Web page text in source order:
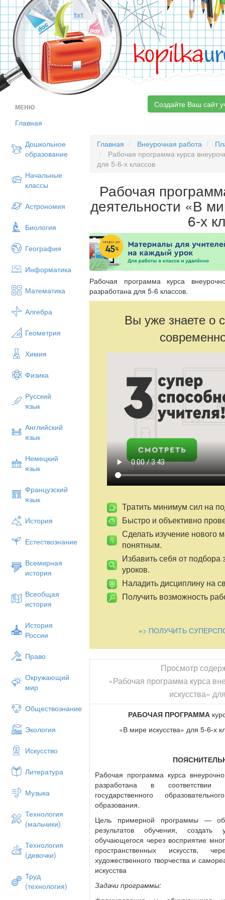
kopilka
МЕНЮ
Главная
Дошкольное
образование
Начальные
классы
Астрономия
Биология
География
Информатика
Математика
Алгебра
Геометрия
Химия
Физика
Русский
язык
Английский
язык
Немецкий
язык
Французский
язык
История
Естествознание
Всемирная
история
Всеобщая
история
История
России
Право
Окружающий
мир
Обществознание
Экология
Искусство
Литература
Музыка
Технология
(мальчики)
Технология
(девочки)
Труд
(технология)
Создайте Ваш сайт
Главная Внеурочная работа
Рабочая программа курса
для 5-6-х классов
Рабочая
деятельности «В
6-х
Рабочая программа курса
разработана для 5-6 классов.
Вы уже знаете о
Тратить минимум сил на
Быстро и объективно
Сделать изучение нового
понятным.
Избавить себя от подбора
уроков.
Наладить дисциплину на
Получить возможность
=> ПОЛУЧИТЬ
Просмотр
«Рабочая программа курса
искусства»
РАБОЧАЯ ПРОГРАММА
«В мире искусства» для 5-6-х
Рабочая программа курса
разработана в соответствии
государственного
образования.
Цель примерной программы —
результатов обучения,
обучающегося через восприятие
пространственных искусств,
художественного творчества и
искусства
Задачи программы: